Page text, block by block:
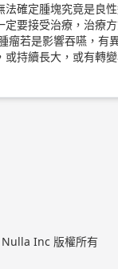
法確定腫塊究竟是良
定要接受治療，治療
瘤若是影響吞嚥，有
持續長大，或有轉
，依照您的描述，實
耳鼻喉科或口腔外科
Inc 版權所有